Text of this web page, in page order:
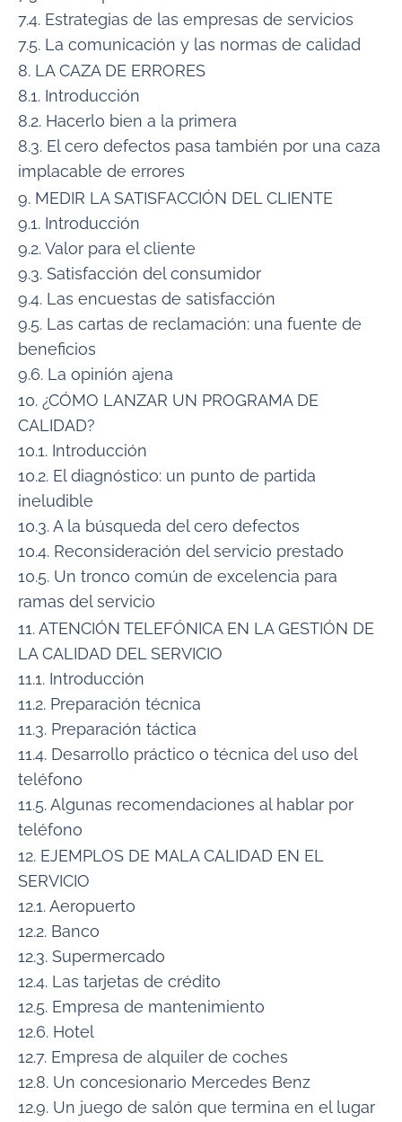
7.4. Estrategias de las empresas de servicios
7.5. La comunicación y las normas de calidad
8. LA CAZA DE ERRORES
8.1. Introducción
8.2. Hacerlo bien a la primera
8.3. El cero defectos pasa también por una caza
implacable de errores
9. MEDIR LA SATISFACCIÓN DEL CLIENTE
9.1. Introducción
9.2. Valor para el cliente
9.3. Satisfacción del consumidor
9.4. Las encuestas de satisfacción
9.5. Las cartas de reclamación: una fuente de
beneficios
9.6. La opinión ajena
10. ¿CÓMO LANZAR UN PROGRAMA DE
CALIDAD?
10.1. Introducción
10.2. El diagnóstico: un punto de partida
ineludible
10.3. A la búsqueda del cero defectos
10.4. Reconsideración del servicio prestado
10.5. Un tronco común de excelencia para
ramas del servicio
11. ATENCIÓN TELEFÓNICA EN LA GESTIÓN DE
LA CALIDAD DEL SERVICIO
11.1. Introducción
11.2. Preparación técnica
11.3. Preparación táctica
11.4. Desarrollo práctico o técnica del uso del
teléfono
11.5. Algunas recomendaciones al hablar por
teléfono
12. EJEMPLOS DE MALA CALIDAD EN EL
SERVICIO
12.1. Aeropuerto
12.2. Banco
12.3. Supermercado
12.4. Las tarjetas de crédito
12.5. Empresa de mantenimiento
12.6. Hotel
12.7. Empresa de alquiler de coches
12.8. Un concesionario Mercedes Benz
12.9. Un juego de salón que termina en el lugar